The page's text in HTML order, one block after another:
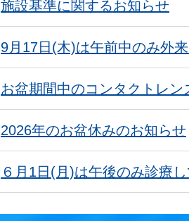
施設基準に関するお知らせ
9月17日(木)は午前中のみ外
お盆期間中のコンタクトレン
2026年のお盆休みのお知らせ
６月1日(月)は午後のみ診療